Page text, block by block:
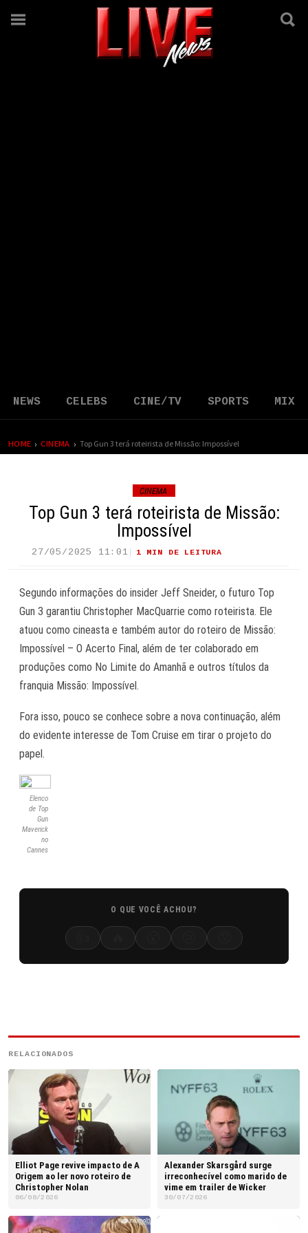
NEWS CELEBS CINE/TV SPORTS MIX
HOME › CINEMA › Top Gun 3 terá roteirista de Missão: Impossível
CINEMA
Top Gun 3 terá roteirista de Missão:
Impossível
27/05/2025 11:01 1 MIN DE LEITURA
Segundo informações do insider Jeff Sneider, o futuro Top
Gun 3 garantiu Christopher MacQuarrie como roteirista. Ele
atuou como cineasta e também autor do roteiro de Missão:
Impossível – O Acerto Final, além de ter colaborado em
produções como No Limite do Amanhã e outros títulos da
franquia Missão: Impossível.
Fora isso, pouco se conhece sobre a nova continuação, além
do evidente interesse de Tom Cruise em tirar o projeto do
papel.
Elenco
de Top
Gun
Maverick
no
Cannes
O QUE VOCÊ ACHOU?
RELACIONADOS
Elliot Page revive impacto de A
Origem ao ler novo roteiro de
Christopher Nolan
06/08/2026
Alexander Skarsgård surge
irreconhecível como marido de
vime em trailer de Wicker
30/07/2026